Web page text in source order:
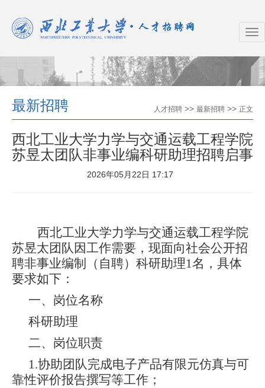
最新招聘 人才招聘 >> 最新招聘 >> 正文
西北工业大学力学与交通运载工程学院
苏昱太团队非事业编科研助理招聘启事
2026年05月22日 17:17
西北工业大学力学与交通运载工程学院
苏昱太团队因工作需要，现面向社会公开招
聘非事业编制（自聘）科研助理1名，具体
要求如下：
一、岗位名称
科研助理
二、岗位职责
1.协助团队完成电子产品有限元仿真与可
靠性评价报告撰写等工作；